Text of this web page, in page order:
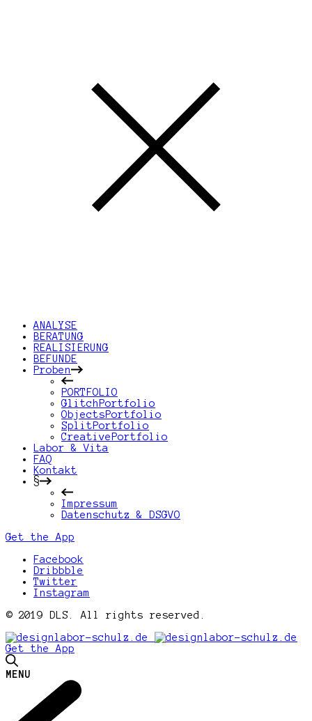
ANALYSE
BERATUNG
REALISIERUNG
BEFUNDE
Proben
PORTFOLIO
GlitchPortfolio
ObjectsPortfolio
SplitPortfolio
CreativePortfolio
Labor & Vita
FAQ
Kontakt
§
Impressum
Datenschutz & DSGVO
Get the App
Facebook
Dribbble
Twitter
Instagram
© 2019 DLS. All rights reserved.
Get the App
MENU